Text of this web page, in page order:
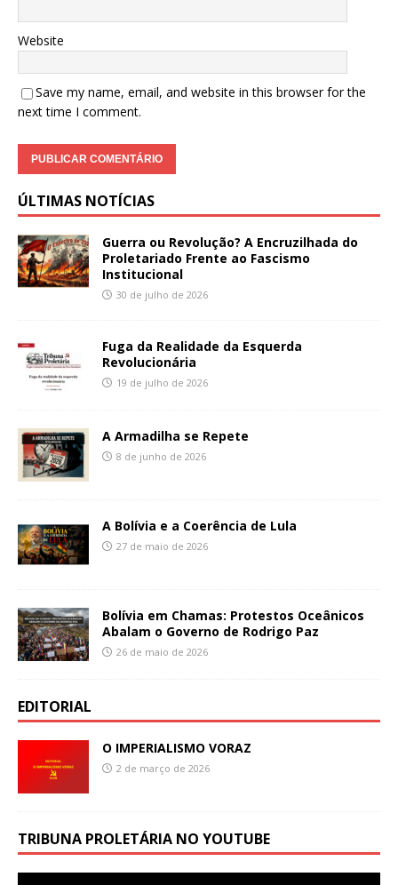
Website
Save my name, email, and website in this browser for the
next time I comment.
ÚLTIMAS NOTÍCIAS
Guerra ou Revolução? A Encruzilhada do
Proletariado Frente ao Fascismo
Institucional
30 de julho de 2026
Fuga da Realidade da Esquerda
Revolucionária
19 de julho de 2026
A Armadilha se Repete
8 de junho de 2026
A Bolívia e a Coerência de Lula
27 de maio de 2026
Bolívia em Chamas: Protestos Oceânicos
Abalam o Governo de Rodrigo Paz
26 de maio de 2026
EDITORIAL
O IMPERIALISMO VORAZ
2 de março de 2026
TRIBUNA PROLETÁRIA NO YOUTUBE